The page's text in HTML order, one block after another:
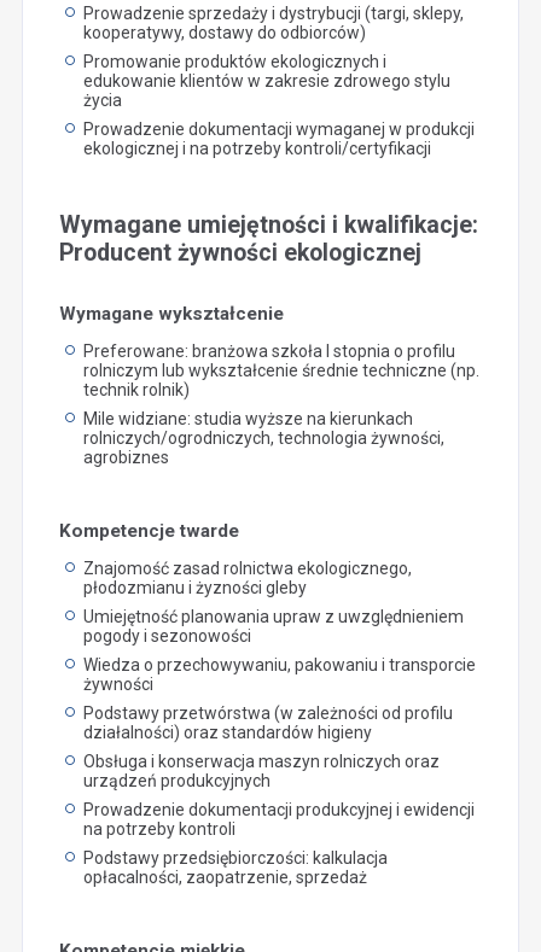
Prowadzenie sprzedaży i dystrybucji (targi, sklepy,
kooperatywy, dostawy do odbiorców)
Promowanie produktów ekologicznych i
edukowanie klientów w zakresie zdrowego stylu
życia
Prowadzenie dokumentacji wymaganej w produkcji
ekologicznej i na potrzeby kontroli/certyfikacji
Wymagane umiejętności i kwalifikacje:
Producent żywności ekologicznej
Wymagane wykształcenie
Preferowane: branżowa szkoła I stopnia o profilu
rolniczym lub wykształcenie średnie techniczne (np.
technik rolnik)
Mile widziane: studia wyższe na kierunkach
rolniczych/ogrodniczych, technologia żywności,
agrobiznes
Kompetencje twarde
Znajomość zasad rolnictwa ekologicznego,
płodozmianu i żyzności gleby
Umiejętność planowania upraw z uwzględnieniem
pogody i sezonowości
Wiedza o przechowywaniu, pakowaniu i transporcie
żywności
Podstawy przetwórstwa (w zależności od profilu
działalności) oraz standardów higieny
Obsługa i konserwacja maszyn rolniczych oraz
urządzeń produkcyjnych
Prowadzenie dokumentacji produkcyjnej i ewidencji
na potrzeby kontroli
Podstawy przedsiębiorczości: kalkulacja
opłacalności, zaopatrzenie, sprzedaż